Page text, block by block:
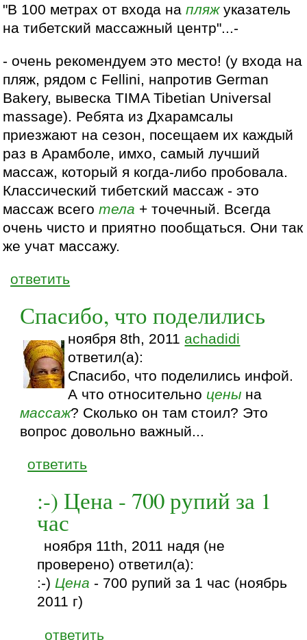
"В 100 метрах от входа напляжуказатель
на тибетский массажный центр"...-
- очень рекомендуем это место! (у входа на
пляж, рядом с Fellini, напротив German
Bakery, вывеска TIMA Tibetian Universal
massage). Ребята из Дхарамсалы
приезжают на сезон, посещаем их каждый
раз в Арамболе, имхо, самый лучший
массаж, который я когда-либо пробовала.
Классический тибетский массаж - это
массаж всеготела + точечный. Всегда
очень чисто и приятно пообщаться. Они так
же учат массажу.
ответить
Спасибо, что поделились
ноября 8th, 2011 achadidi
ответил(а):
Спасибо, что поделились инфой.
А что относительно цены на
массаж? Сколько он там стоил? Это
вопрос довольно важный...
ответить
:-) Цена - 700 рупий за 1
час
ноября 11th, 2011 надя (не
проверено) ответил(а):
:-)Цена - 700 рупий за 1 час (ноябрь
2011 г)
ответить